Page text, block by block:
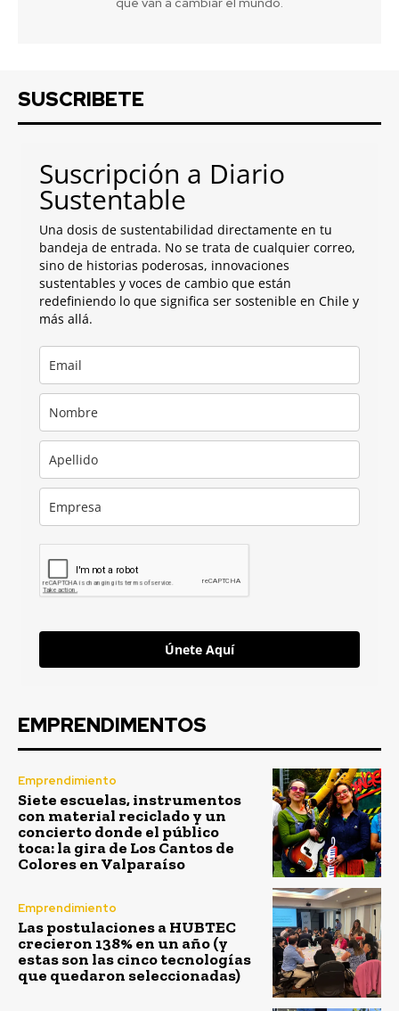
SUSCRIBETE
Suscripción a Diario
Sustentable
Una dosis de sustentabilidad directamente en tu
bandeja de entrada. No se trata de cualquier correo,
sino de historias poderosas, innovaciones
sustentables y voces de cambio que están
redefiniendo lo que significa ser sostenible en Chile y
más allá.
Únete Aquí
EMPRENDIMENTOS
Emprendimiento
Siete escuelas, instrumentos
con material reciclado y un
concierto donde el público
toca: la gira de Los Cantos de
Colores en Valparaíso
Emprendimiento
Las postulaciones a HUBTEC
crecieron 138% en un año (y
estas son las cinco tecnologías
que quedaron seleccionadas)